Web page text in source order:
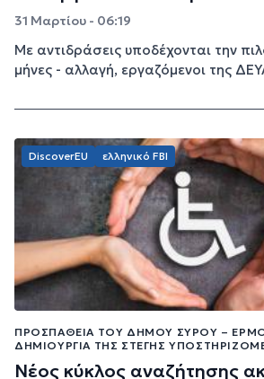
31 Μαρτίου - 06:19
Με αντιδράσεις υποδέχονται την
μήνες - αλλαγή, εργαζόμενοι της
DiscoverEU ελληνικό FBI
ΠΡΟΣΠΆΘΕΙΑ ΤΟΥ ΔΉΜΟΥ ΣΎΡΟΥ –
ΔΗΜΙΟΥΡΓΊΑ ΤΗΣ ΣΤΈΓΗΣ
Νέος κύκλος αναζήτησης